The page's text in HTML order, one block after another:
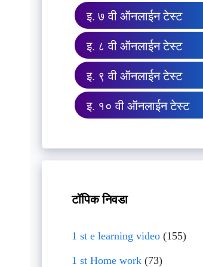
इ. ७ वी ऑनलाईन टेस्ट
इ. ८ वी ऑनलाईन टेस्ट
इ. ९ वी ऑनलाईन टेस्ट
इ. १० वी ऑनलाईन टेस्ट
टॉपिक निवडा
1 st e learning video(155)
1 st Home work(73)